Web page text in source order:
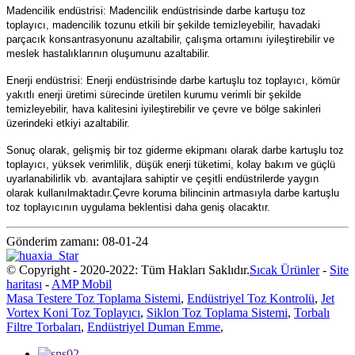
Madencilik endüstrisi: Madencilik endüstrisinde darbe kartuşu toz
toplayıcı, madencilik tozunu etkili bir şekilde temizleyebilir, havadaki
parçacık konsantrasyonunu azaltabilir, çalışma ortamını iyileştirebilir ve
meslek hastalıklarının oluşumunu azaltabilir.
Enerji endüstrisi: Enerji endüstrisinde darbe kartuşlu toz toplayıcı, kömür
yakıtlı enerji üretimi sürecinde üretilen kurumu verimli bir şekilde
temizleyebilir, hava kalitesini iyileştirebilir ve çevre ve bölge sakinleri
üzerindeki etkiyi azaltabilir.
Sonuç olarak, gelişmiş bir toz giderme ekipmanı olarak darbe kartuşlu toz
toplayıcı, yüksek verimlilik, düşük enerji tüketimi, kolay bakım ve güçlü
uyarlanabilirlik vb. avantajlara sahiptir ve çeşitli endüstrilerde yaygın
olarak kullanılmaktadır.Çevre koruma bilincinin artmasıyla darbe kartuşlu
toz toplayıcının uygulama beklentisi daha geniş olacaktır.
Gönderim zamanı: 08-01-24
© Copyright - 2020-2022: Tüm Hakları Saklıdır.Sıcak Ürünler- Site
haritası - AMP Mobil
Masa Testere Toz Toplama Sistemi, Endüstriyel Toz Kontrolü, Jet
Vortex Koni Toz Toplayıcı, Siklon Toz Toplama Sistemi, Torbalı
Filtre Torbaları, Endüstriyel Duman Emme,